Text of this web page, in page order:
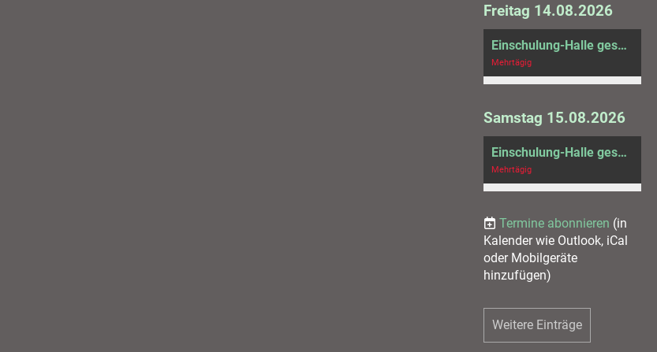
Freitag 14.08.2026
Einschulung-Halle gesperrt
Mehrtägig
Samstag 15.08.2026
Einschulung-Halle gesperrt
Mehrtägig
Termine abonnieren (in
Kalender wie Outlook, iCal
oder Mobilgeräte
hinzufügen)
Weitere Einträge